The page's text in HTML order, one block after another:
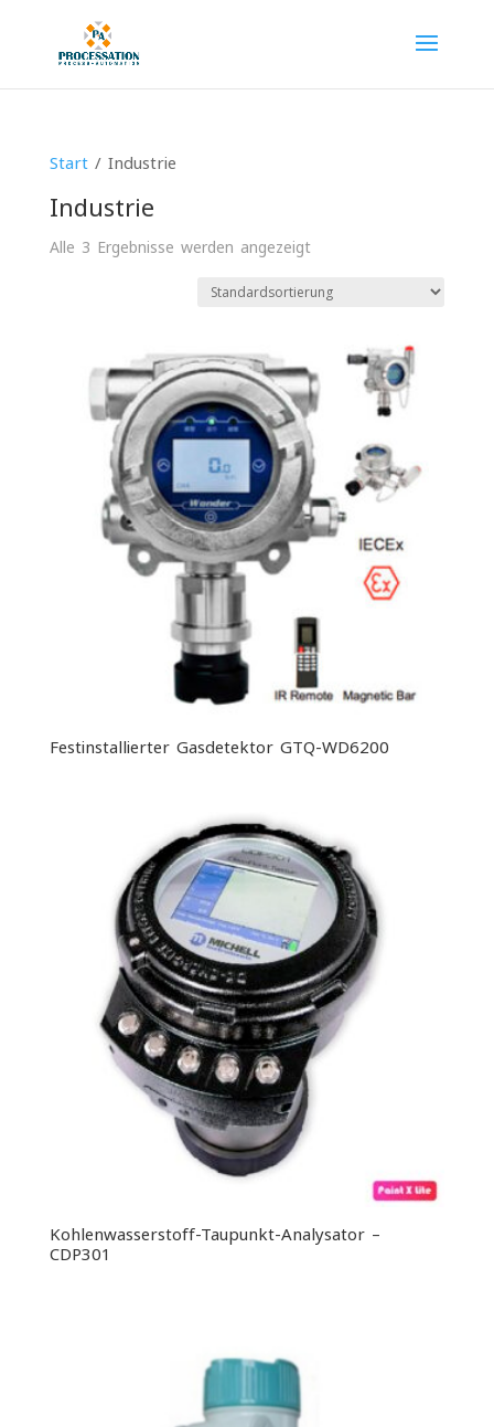
Start/ Industrie
Industrie
Alle 3 Ergebnisse werden angezeigt
Festinstallierter Gasdetektor GTQ-WD6200
Kohlenwasserstoff-Taupunkt-Analysator –
CDP301